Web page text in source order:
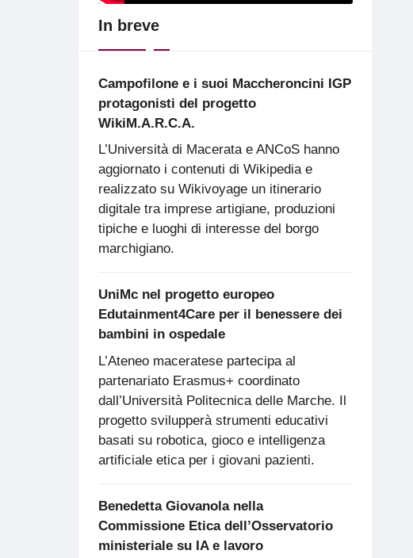
In breve
Campofilone e i suoi Maccheroncini IGP
protagonisti del progetto
WikiM.A.R.C.A.
L’Università di Macerata e ANCoS hanno
aggiornato i contenuti di Wikipedia e
realizzato su Wikivoyage un itinerario
digitale tra imprese artigiane, produzioni
tipiche e luoghi di interesse del borgo
marchigiano.
UniMc nel progetto europeo
Edutainment4Care per il benessere dei
bambini in ospedale
L’Ateneo maceratese partecipa al
partenariato Erasmus+ coordinato
dall’Università Politecnica delle Marche. Il
progetto svilupperà strumenti educativi
basati su robotica, gioco e intelligenza
artificiale etica per i giovani pazienti.
Benedetta Giovanola nella
Commissione Etica dell’Osservatorio
ministeriale su IA e lavoro